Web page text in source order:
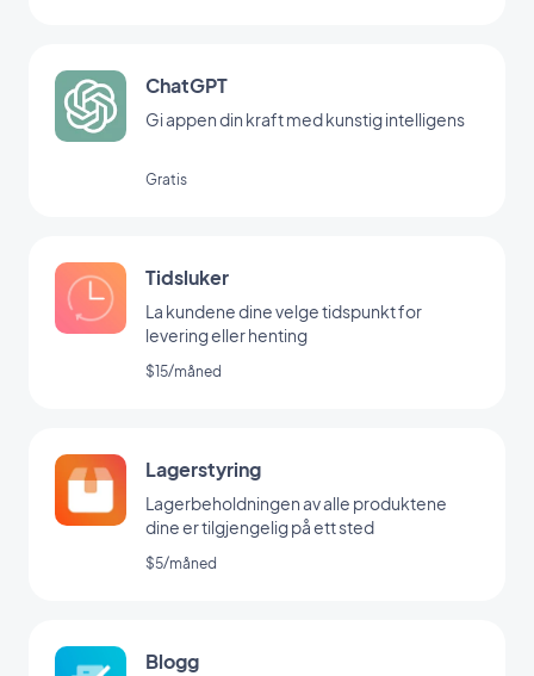
ChatGPT
Gi appen din kraft med kunstig intelligens
Gratis
Tidsluker
La kundene dine velge tidspunkt for
levering eller henting
$15/måned
Lagerstyring
Lagerbeholdningen av alle produktene
dine er tilgjengelig på ett sted
$5/måned
Blogg